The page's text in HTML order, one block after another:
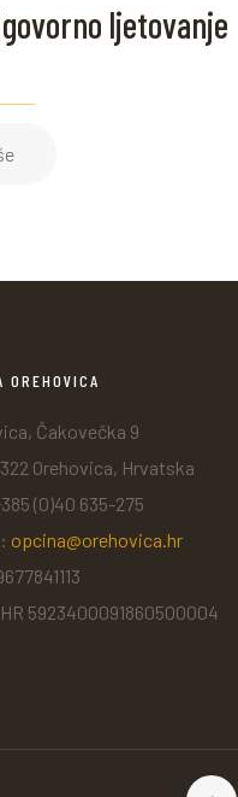
ljetovanje
OREHOVICA
Čakovečka 9
Orehovica, Hrvatska
(0)40 635-275
opcina@orehovica.hr
5923400091860500004